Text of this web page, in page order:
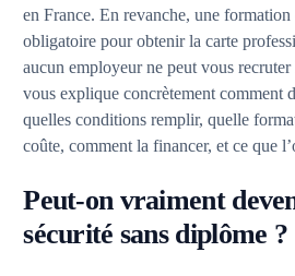
en France. En revanche, une formation
obligatoire pour obtenir la carte
aucun employeur ne peut vous
vous explique concrètement comment
quelles conditions remplir, quelle
coûte, comment la financer, et ce que
Peut-on vraiment
sécurité sans diplôme ?